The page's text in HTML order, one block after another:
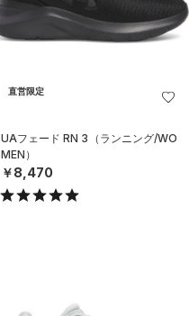
直営限定
UAフェード RN 3（ランニング/WO
MEN）
￥8,470